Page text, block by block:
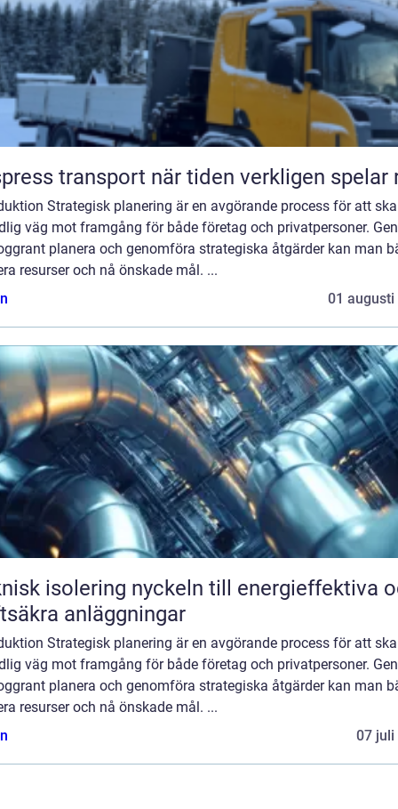
Ekspress transport när tiden verkligen
Strategisk planering är en avgörande process för att
väg mot framgång för både företag och privatpersoner.
planera och genomföra strategiska åtgärder kan man
resurser och nå önskade mål. ...
01 augusti
nyckeln till energieffektiva och
anläggningar
Strategisk planering är en avgörande process för att
väg mot framgång för både företag och privatpersoner.
planera och genomföra strategiska åtgärder kan man
resurser och nå önskade mål. ...
07 juli